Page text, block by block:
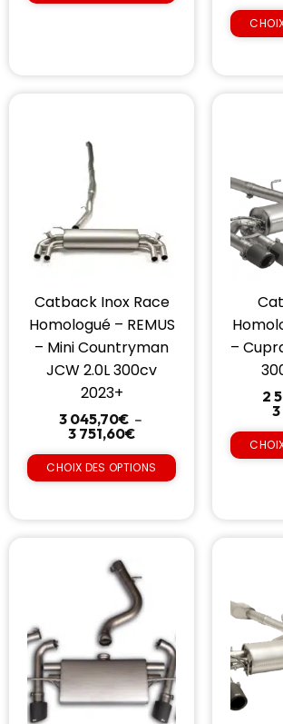
Catback Inox Race
Homologué – REMUS
– Mini Countryman
JCW 2.0L 300cv
2023+
3 045,70€ –
3 751,60€
CHOIX DES OPTIONS
–
2